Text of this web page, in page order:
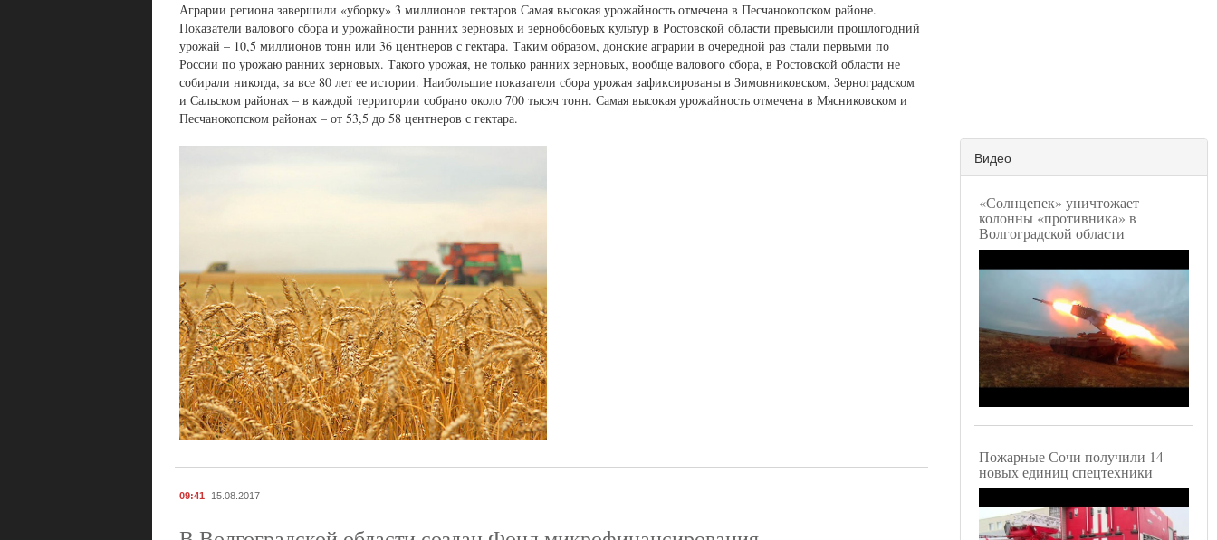
Аграрии региона завершили «уборку» 3 миллионов гектаров Самая высокая урожайность отмечена в Песчанокопском районе.
Показатели валового сбора и урожайности ранних зерновых и зернобобовых культур в Ростовской области превысили прошлогодний
урожай – 10,5 миллионов тонн или 36 центнеров с гектара. Таким образом, донские аграрии в очередной раз стали первыми по
России по урожаю ранних зерновых. Такого урожая, не только ранних зерновых, вообще валового сбора, в Ростовской области не
собирали никогда, за все 80 лет ее истории. Наибольшие показатели сбора урожая зафиксированы в Зимовниковском, Зерноградском
и Сальском районах – в каждой территории собрано около 700 тысяч тонн. Самая высокая урожайность отмечена в Мясниковском и
Песчанокопском районах – от 53,5 до 58 центнеров с гектара.
09:41 15.08.2017
Видео
«Солнцепек» уничтожает
колонны «противника» в
Волгоградской области
Пожарные Сочи получили 14
новых единиц спецтехники